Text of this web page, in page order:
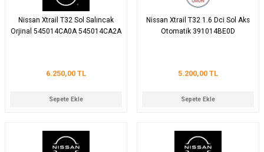
Nissan Xtrail T32 Sol Salıncak
Orjinal 545014CA0A 545014CA2A
6.250,00 TL
Sepete Ekle
Nissan Xtrail T32 1.6 Dci Sol Aks
Otomatik 391014BE0D
5.200,00 TL
Sepete Ekle